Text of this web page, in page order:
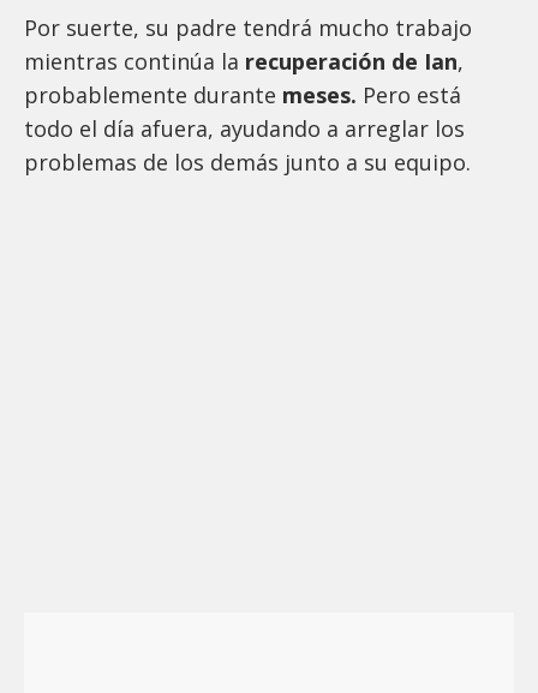
Por suerte, su padre tendrá mucho trabajo
mientras continúa la recuperación de Ian,
probablemente durante meses. Pero está
todo el día afuera, ayudando a arreglar los
problemas de los demás junto a su equipo.